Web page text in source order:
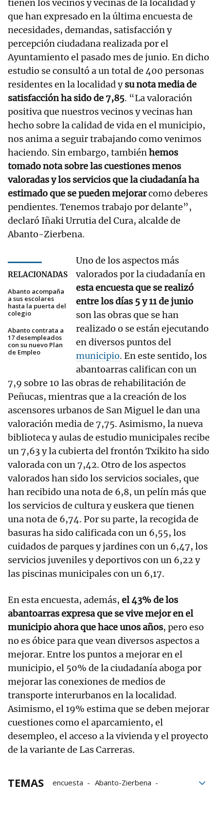
tienen los vecinos y vecinas de la localidad y
que han expresado en la última encuesta de
necesidades, demandas, satisfacción y
percepción ciudadana realizada por el
Ayuntamiento el pasado mes de junio. En dicho
estudio se consultó a un total de 400 personas
residentes en la localidad ysu nota media de
satisfacción ha sido de 7,85. “La valoración
positiva que nuestros vecinos y vecinas han
hecho sobre la calidad de vida en el municipio,
nos anima a seguir trabajando como venimos
haciendo. Sin embargo, tambiénhemos
tomado nota sobre las cuestiones menos
valoradas y los servicios que la ciudadanía ha
estimado que se pueden mejorarcomo deberes
pendientes. Tenemos trabajo por delante”,
declaró Iñaki Urrutia del Cura, alcalde de
Abanto-Zierbena.
RELACIONADAS
Abanto acompaña
a sus escolares
hasta la puerta del
colegio
Abanto contrata a
17 desempleados
con su nuevo Plan
de Empleo
Uno de los aspectos más
valorados por la ciudadanía en
esta encuesta que se realizó
entre los días 5 y 11 de junio
son las obras que se han
realizado o se están ejecutando
en diversos puntos del
municipio. En este sentido, los
abantoarras califican con un
7,9 sobre 10 las obras de rehabilitación de
Peñucas, mientras que a la creación de los
ascensores urbanos de San Miguel le dan una
valoración media de 7,75. Asimismo, la nueva
biblioteca y aulas de estudio municipales recibe
un 7,63 y la cubierta del frontón Txikito ha sido
valorada con un 7,42. Otro de los aspectos
valorados han sido los servicios sociales, que
han recibido una nota de 6,8, un pelín más que
los servicios de cultura y euskera que tienen
una nota de 6,74. Por su parte, la recogida de
basuras ha sido calificada con un 6,55, los
cuidados de parques y jardines con un 6,47, los
servicios juveniles y deportivos con un 6,22 y
las piscinas municipales con un 6,17.
En esta encuesta, además, el 43% de los
abantoarras expresa que se vive mejor en el
municipio ahora que hace unos años, pero eso
no es óbice para que vean diversos aspectos a
mejorar. Entre los puntos a mejorar en el
municipio, el 50% de la ciudadanía aboga por
mejorar las conexiones de medios de
transporte interurbanos en la localidad.
Asimismo, el 19% estima que se deben mejorar
cuestiones como el aparcamiento, el
desempleo, el acceso a la vivienda y el proyecto
de la variante de Las Carreras.
TEMAS encuesta
Abanto-Zierbena